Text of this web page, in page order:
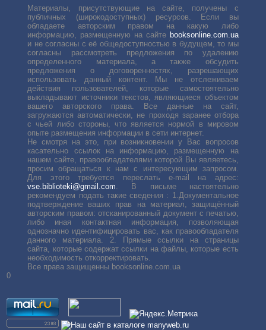
Материалы, присутствующие на сайте, получены с
публичных (широкодоступных) ресурсов. Если вы
обладаете авторским правом на какую либо
информацию, размещенную на сайте booksonline.com.ua
и не согласны с её общедоступностью в будущем, то мы
согласны рассмотреть предложения по удалению
определенного материала, а также обсудить
предложения о договоренностях, разрешающих
использовать данный контент. Мы не отслеживаем
действия пользователей, которые самостоятельно
выкладывают источники текстов, являющиеся объектом
вашего авторского права. Все данные на сайт,
загружаются автоматически, не проходя заранее отбора
с чьей либо стороны, что является нормой в мировом
опыте размещения информации в сети интернет.
Не смотря на это, при возникновении у Вас вопросов
касательно ссылок на информацию, размещенную на
нашем сайте, правообладателями которой Вы являетесь,
просим обращаться к нам с интересующим запросом.
Для этого требуется переслать е-mail на адрес:
vse.biblioteki@gmail.com. В письме настоятельно
рекомендуем подать такие сведения : 1.Документальное
подтверждение ваших прав на материал, защищённый
авторским правом: отсканированный документ с печатью,
либо иная контактная информация, позволяющая
однозначно идентифицировать вас, как правообладателя
данного материала. 2. Прямые ссылки на страницы
сайта, которые содержат ссылки на файлы, которые есть
необходимость откорректировать.
Все права защищенны booksonline.com.ua
0